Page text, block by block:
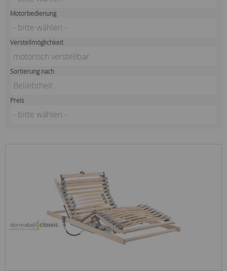
Motorbedienung
- bitte wählen -
Verstellmöglichkeit
motorisch verstellbar
Sortierung nach
Beliebtheit
Preis
- bitte wählen -